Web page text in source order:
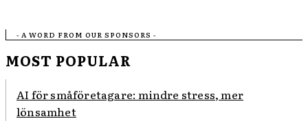
- A WORD FROM OUR SPONSORS -
MOST POPULAR
AI för småföretagare: mindre stress, mer
lönsamhet